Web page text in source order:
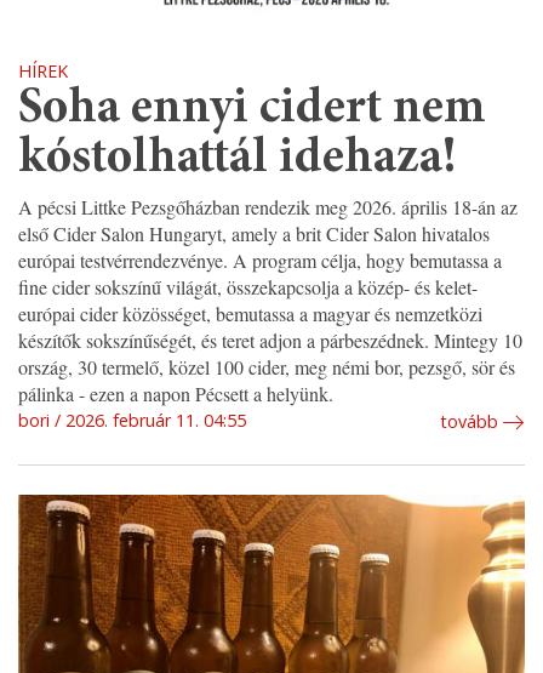
HÍREK
Soha ennyi cidert nem
kóstolhattál idehaza!
A pécsi Littke Pezsgőházban rendezik meg 2026. április 18-án az
első Cider Salon Hungaryt, amely a brit Cider Salon hivatalos
európai testvérrendezvénye. A program célja, hogy bemutassa a
fine cider sokszínű világát, összekapcsolja a közép- és kelet-
európai cider közösséget, bemutassa a magyar és nemzetközi
készítők sokszínűségét, és teret adjon a párbeszédnek. Mintegy 10
ország, 30 termelő, közel 100 cider, meg némi bor, pezsgő, sör és
pálinka - ezen a napon Pécsett a helyünk.
bori 2026. február 11. 04:55 tovább